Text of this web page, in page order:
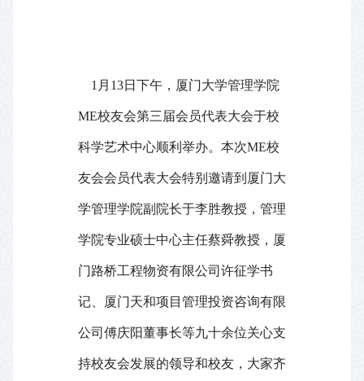
1月 13日下午，厦门大学管理学院
ME校友会第三届会员代表大会于校
科学艺术中心顺利举办。本次ME校
友会会员代表大会特别邀请到厦门大
学管理学院副院长于李胜教授，管理
学院专业硕士中心主任蔡舜教授，厦
门路桥工程物资有限公司许征学书
记、厦门天和项目管理投资咨询有限
公司傅庆阳董事长等九十余位关心支
持校友会发展的领导和校友，大家齐